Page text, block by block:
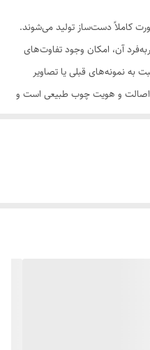
کاملاً دست‌ساز تولید می‌شوند.
آن، امکان وجود تفاوت‌های
به نمونه‌های قبلی یا تصاویر
اصالت و هویت چوب طبیعی است و
از ویژگی‌های طبیعی چوب هست